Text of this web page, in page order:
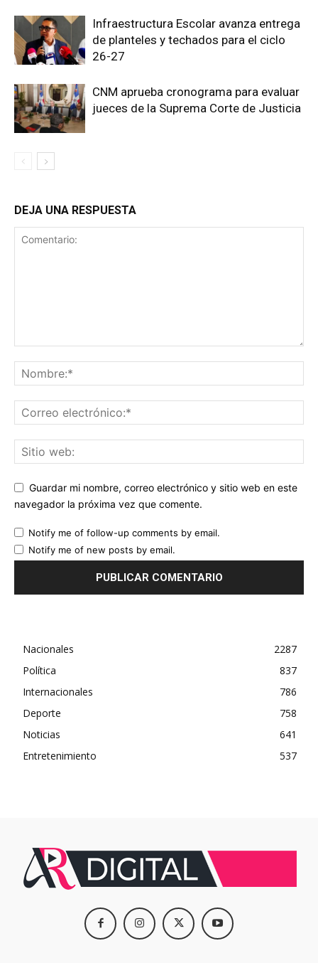
Infraestructura Escolar avanza entrega
de planteles y techados para el ciclo
26-27
CNM aprueba cronograma para evaluar
jueces de la Suprema Corte de Justicia
DEJA UNA RESPUESTA
Guardar mi nombre, correo electrónico y sitio web en este
navegador la próxima vez que comente.
Notify me of follow-up comments by email.
Notify me of new posts by email.
Nacionales
2287
Política
837
Internacionales
786
Deporte
758
Noticias
641
Entretenimiento
537